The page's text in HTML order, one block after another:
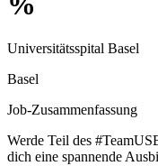
Universitätsspital Basel
Basel
Job-Zusammenfassung
Werde Teil des
dich eine spannende